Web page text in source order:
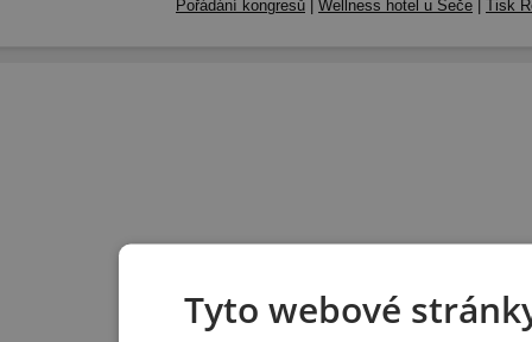
Pořádání kongresů | Wellness hotel u Seče | Tisk
Tyto webové